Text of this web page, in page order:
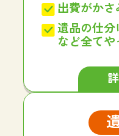
出費がかさ
遺品の仕
など全てや